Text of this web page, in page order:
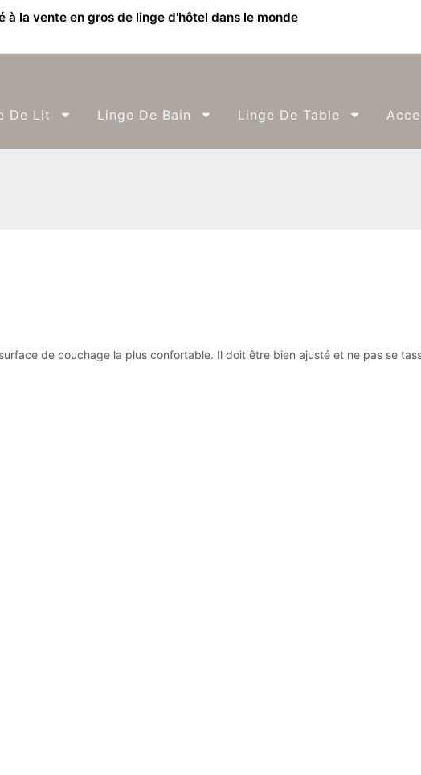
à la vente en gros de linge d'hôtel dans le monde
De Lit Linge De Bain Linge De Table
de couchage la plus confortable. Il doit être bien ajusté et ne pas se